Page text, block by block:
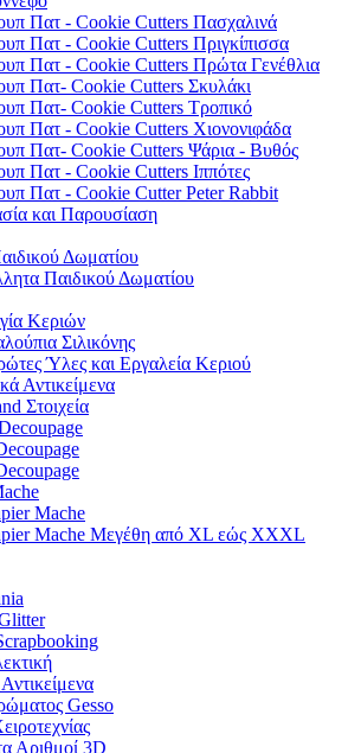
Πατ - Cookie Cutters Πασχαλινά
Πατ - Cookie Cutters Πριγκίπισσα
Πατ - Cookie Cutters Πρώτα Γενέθλια
Πατ- Cookie Cutters Σκυλάκι
Πατ- Cookie Cutters Τροπικό
Πατ - Cookie Cutters Χιονονιφάδα
Πατ- Cookie Cutters Ψάρια - Βυθός
Πατ - Cookie Cutters Ιππότες
Πατ - Cookie Cutter Peter Rabbit
και Παρουσίαση
Δωματίου
Παιδικού Δωματίου
Κεριών
Σιλικόνης
Ύλες και Εργαλεία Κεριού
Αντικείμενα
Στοιχεία
Mache
Mache Μεγέθη από XL εώς XXXL
Gesso
Αριθμοί 3D